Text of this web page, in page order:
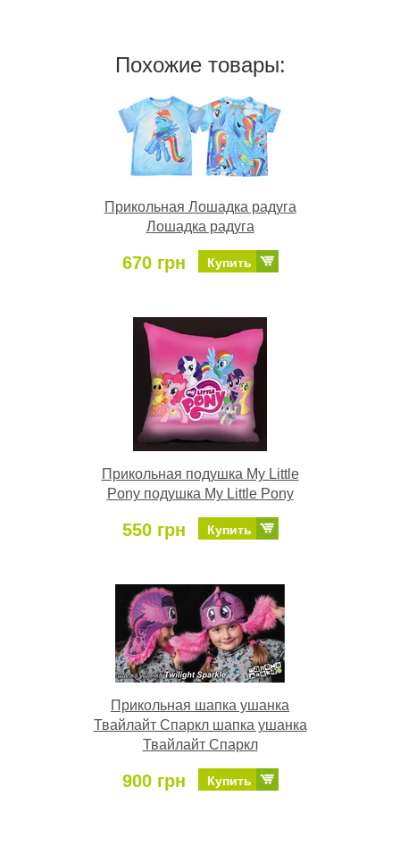
Похожие товары:
Прикольная Лошадка радуга
Лошадка радуга
670 грн Купить
Прикольная подушка My Little
Pony подушка My Little Pony
550 грн Купить
Прикольная шапка ушанка
Твайлайт Спаркл шапка ушанка
Твайлайт Спаркл
900 грн Купить